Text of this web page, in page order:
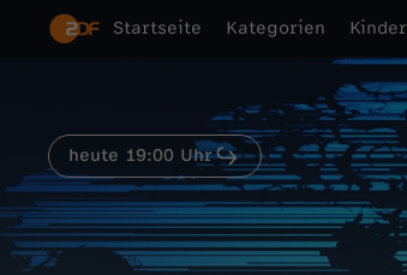
Startseite Kategorien Kinder
heute 19:00 Uhr